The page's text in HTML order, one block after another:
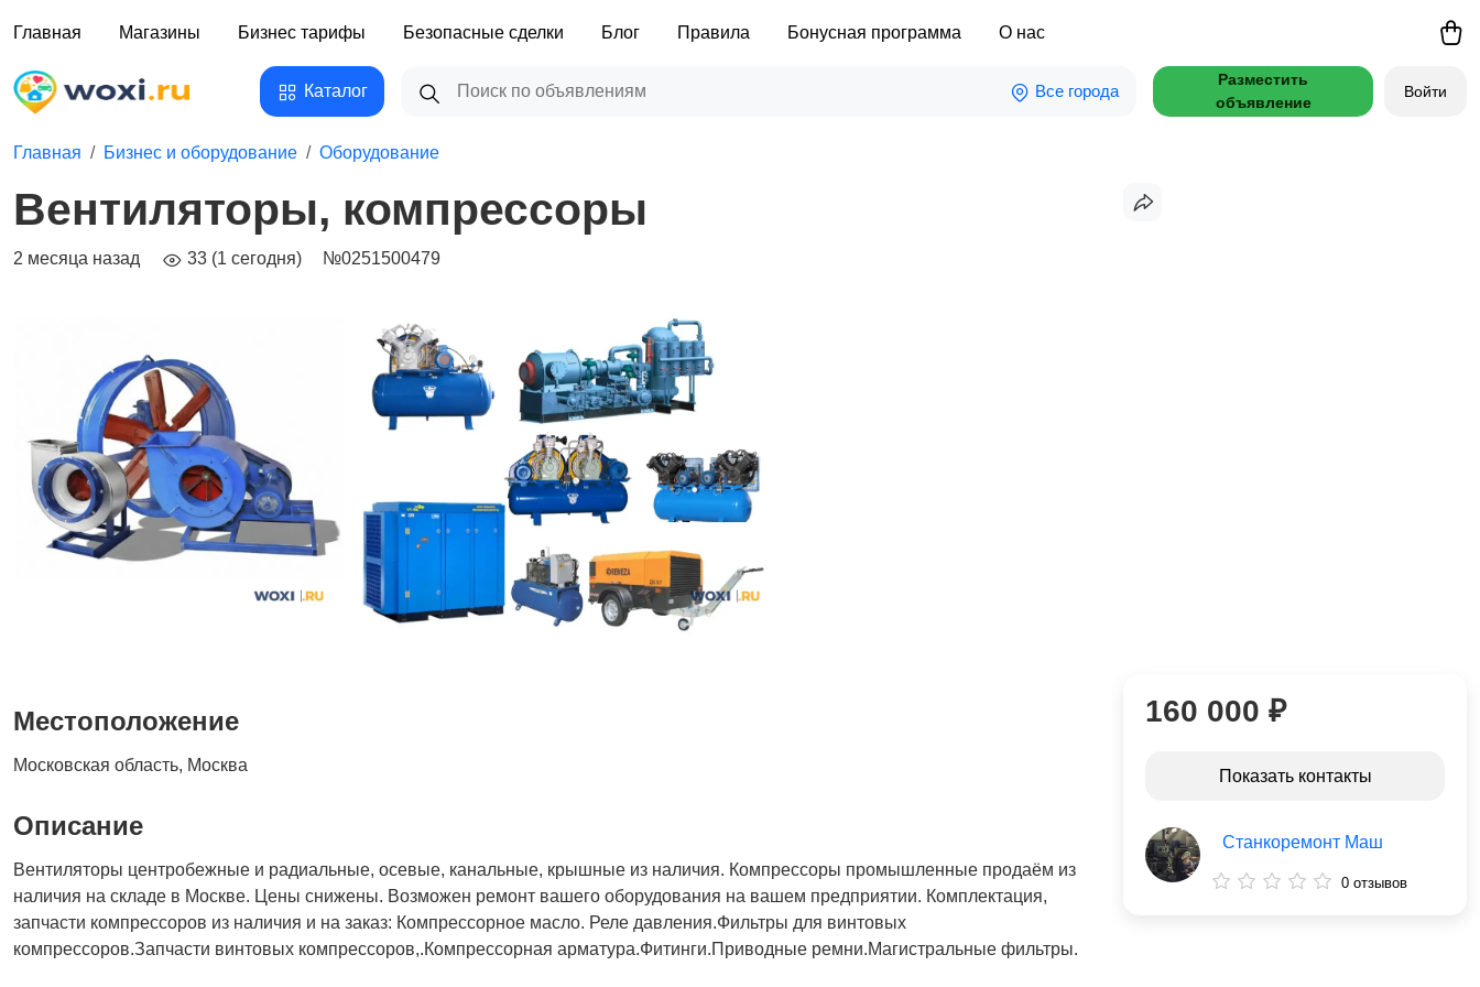
Главная Магазины Бизнес тарифы Безопасные сделки Блог Правила Бонусная программа О нас
Каталог Все города
Разместить
объявление
Войти
Главная Бизнес и оборудование Оборудование
Вентиляторы, компрессоры
2 месяца назад 33 (1 сегодня) №0251500479
Местоположение
Московская область, Москва
Описание
Вентиляторы центробежные и радиальные, осевые, канальные, крышные из наличия. Компрессоры промышленные продаём из
наличия на складе в Москве. Цены снижены. Возможен ремонт вашего оборудования на вашем предприятии. Комплектация,
запчасти компрессоров из наличия и на заказ: Компрессорное масло. Реле давления.Фильтры для винтовых
компрессоров.Запчасти винтовых компрессоров,.Компрессорная арматура.Фитинги.Приводные ремни.Магистральные фильтры.
160 000 ₽
Показать контакты
Станкоремонт Маш
0 отзывов